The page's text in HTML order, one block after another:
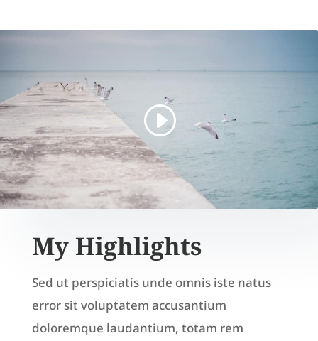
My Highlights
Sed ut perspiciatis unde omnis iste natus
error sit voluptatem accusantium
doloremque laudantium, totam rem